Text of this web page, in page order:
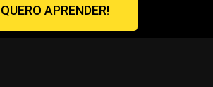
QUERO APRENDER!